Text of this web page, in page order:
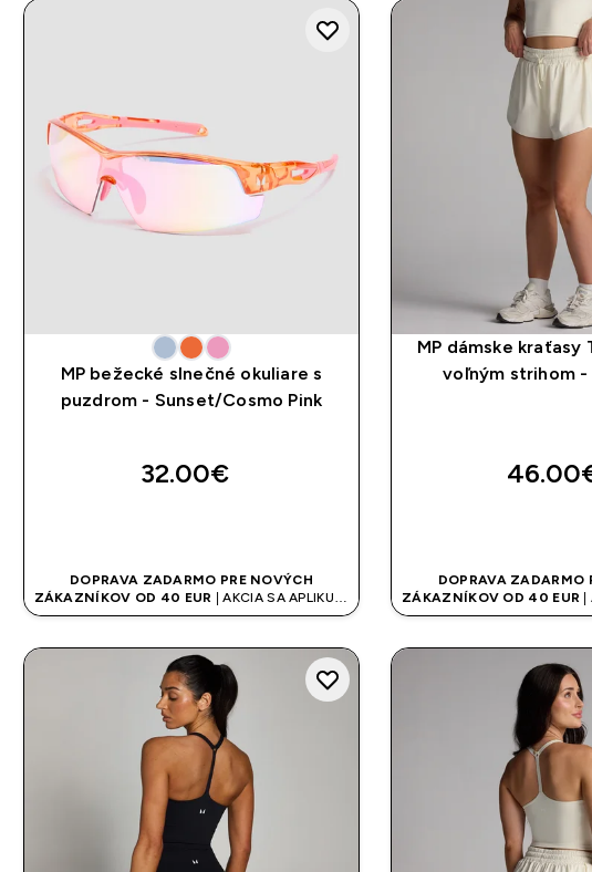
MP bežecké slnečné okuliare s
puzdrom - Sunset/Cosmo Pink
32.00€‎
DOPRAVA ZADARMO PRE NOVÝCH
ZÁKAZNÍKOV OD 40 EUR | AKCIA SA APLIKUJE
AUTOMATICKY
MP dámske kraťasy
voľným strihom -
DOPRAVA ZADARMO
ZÁKAZNÍKOV OD 40 EUR |